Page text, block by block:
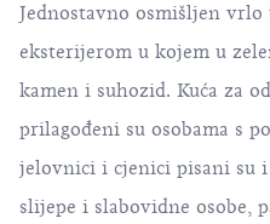
Jednostavno osmišljen
eksterijerom u kojem u
kamen i suhozid. Kuća za
prilagođeni su osobama s
jelovnici i cjenici pisani su
slijepe i slabovidne osobe,